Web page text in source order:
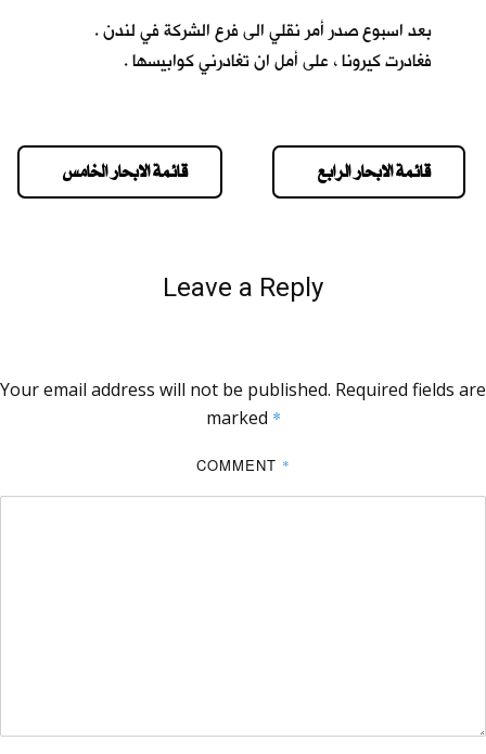
بعد اسبوع صدر أمر نقلي الى فرع الشركة في لندن .
فغادرت كيرونا ، على أمل ان تغادرني كوابيسها .
قائمة الابحار الخامس قائمة الابحار الرابع
Leave a Reply
Your email address will not be published. Required fields are
marked *
COMMENT *